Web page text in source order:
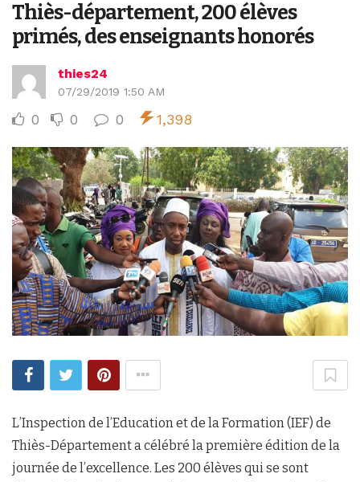
Thiès-département, 200 élèves
primés, des enseignants honorés
thies24
07/29/2019 1:50 AM
0 0 0 1,398
L’Inspection de l’Education et de la Formation (IEF) de
Thiès-Département a célébré la première édition de la
journée de l’excellence. Les 200 élèves qui se sont